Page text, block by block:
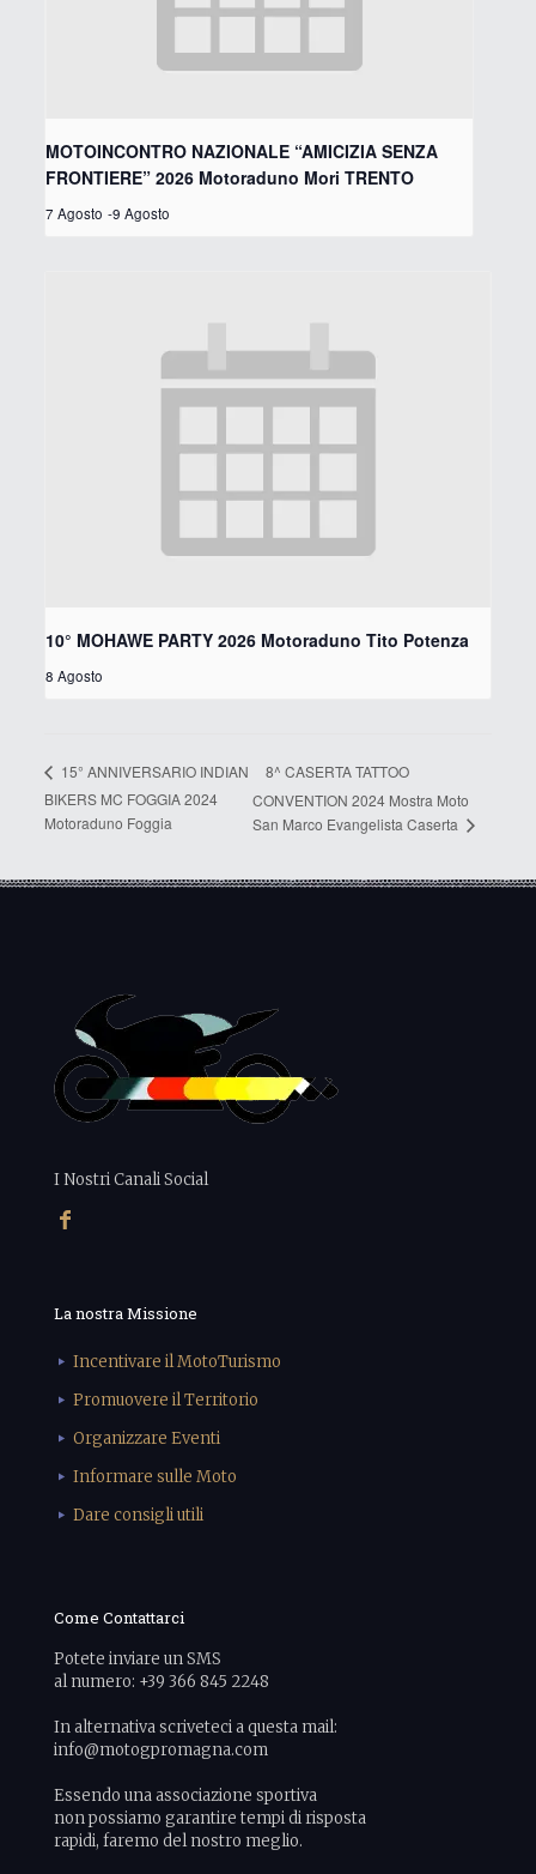
MOTOINCONTRO NAZIONALE “AMICIZIA SENZA
FRONTIERE” 2026 Motoraduno Mori TRENTO
7 Agosto -9 Agosto
10° MOHAWE PARTY 2026 Motoraduno Tito Potenza
8 Agosto
15° ANNIVERSARIO INDIAN
BIKERS MC FOGGIA 2024
Motoraduno Foggia
8^ CASERTA TATTOO
CONVENTION 2024 Mostra Moto
San Marco Evangelista Caserta
I Nostri Canali Social
La nostra Missione
Incentivare il MotoTurismo
Promuovere il Territorio
Organizzare Eventi
Informare sulle Moto
Dare consigli utili
Come Contattarci
Potete inviare un SMS
al numero: +39 366 845 2248
In alternativa scriveteci a questa mail:
info@motogpromagna.com
Essendo una associazione sportiva
non possiamo garantire tempi di risposta
rapidi, faremo del nostro meglio.